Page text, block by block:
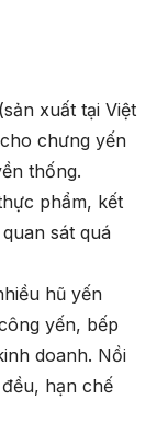
xuất tại Việt
chưng yến
thống.
phẩm, kết
sát quá
hũ yến
yến, bếp
doanh. Nồi
hạn chế